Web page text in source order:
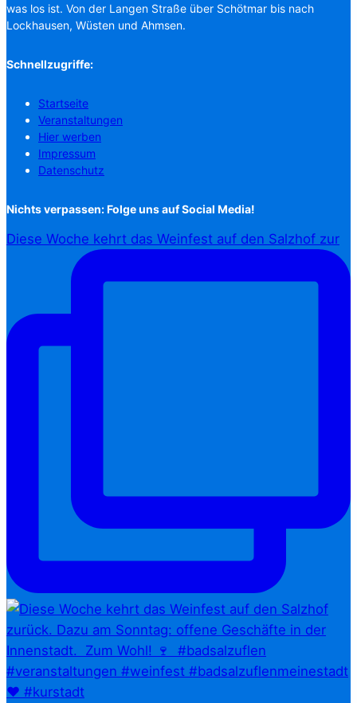
was los ist. Von der Langen Straße über Schötmar bis nach
Lockhausen, Wüsten und Ahmsen.
Schnellzugriffe:
Startseite
Veranstaltungen
Hier werben
Impressum
Datenschutz
Nichts verpassen: Folge uns auf Social Media!
Diese Woche kehrt das Weinfest auf den Salzhof zur